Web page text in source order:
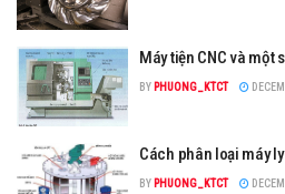
Máy tiện CNC và một
BY PHUONG_KTCT
Cách phân loại máy
BY PHUONG_KTCT